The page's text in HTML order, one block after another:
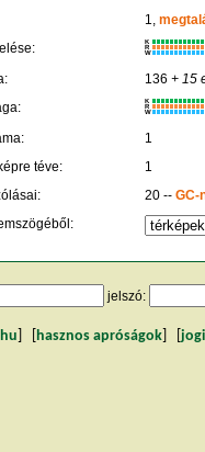
1,
K
R
W
136 + 15
K
R
W
1
téve:
1
20 -- GC-
jelszó:
hasznos apróságok